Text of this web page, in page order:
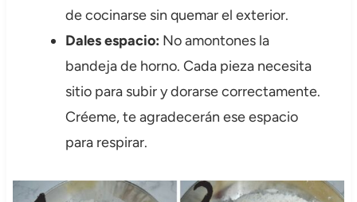
de cocinarse sin quemar el exterior.
Dales espacio: No amontones la
bandeja de horno. Cada pieza necesita
sitio para subir y dorarse correctamente.
Créeme, te agradecerán ese espacio
para respirar.